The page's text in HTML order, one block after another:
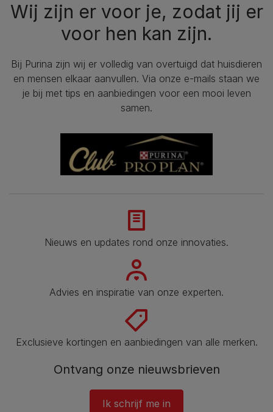
Wij zijn er voor je, zodat jij er
voor hen kan zijn.
Bij Purina zijn wij er volledig van overtuigd dat huisdieren
en mensen elkaar aanvullen. Via onze e-mails staan we
je bij met tips en aanbiedingen voor een mooi leven
samen.
Nieuws en updates rond onze innovaties.
Advies en inspiratie van onze experten.
Exclusieve kortingen en aanbiedingen van alle merken.
Ontvang onze nieuwsbrieven
Ik schrijf me in